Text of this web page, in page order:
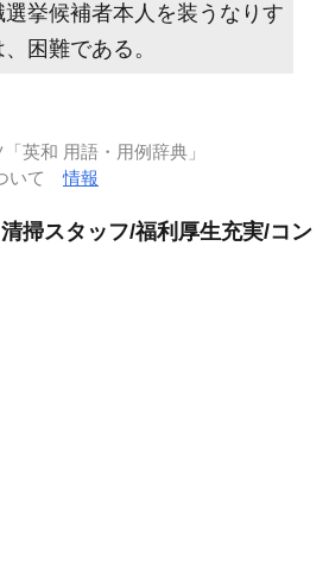
挙候補者本人を装うなりす
困難である。
英和 用語・用例辞典」
ついて情報
清掃スタッフ/福利厚生充実/コン